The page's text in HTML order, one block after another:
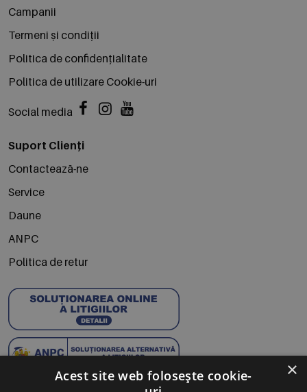
Campanii
Termeni și condiții
Politica de confidențialitate
Politica de utilizare Cookie-uri
Social media
Suport Clienți
Contactează-ne
Service
Daune
ANPC
Politica de retur
×
Acest site web folosește cookie-